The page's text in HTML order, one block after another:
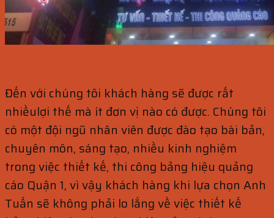
Đến với chúng tôi khách hàng sẽ được rất
nhiềulợi thế mà ít đơn vị nào có được. Chúng tôi
có một đội ngũ nhân viên được đào tạo bài bản,
chuyên môn, sáng tạo, nhiều kinh nghiệm
trong việc thiết kế, thi công bảng hiệu quảng
cáo Quận 1, vì vậy khách hàng khi lựa chọn Anh
Tuấn sẽ không phải lo lắng về việc thiết kế